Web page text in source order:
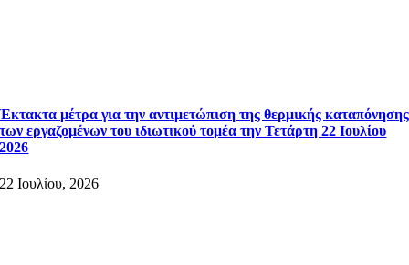
Έκτακτα μέτρα για την αντιμετώπιση της θερμικής καταπόνησης
των εργαζομένων του ιδιωτικού τομέα την Τετάρτη 22 Ιουλίου
2026
22 Ιουλίου, 2026